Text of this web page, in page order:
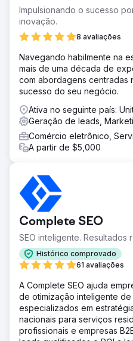
Impulsionando o sucesso
inovação.
8 avaliações
Navegando habilmente na
mais de uma década de
com abordagens centradas
sucesso do seu negócio.
Ativa no seguinte país:
Geração de leads,
Comércio eletrônico,
A partir de $5,000
Complete SEO
SEO inteligente. Resultados
Histórico comprovado
61 avaliações
A Complete SEO ajuda
de otimização inteligente de
especializados em
nacionais para serviços
profissionais e empresas